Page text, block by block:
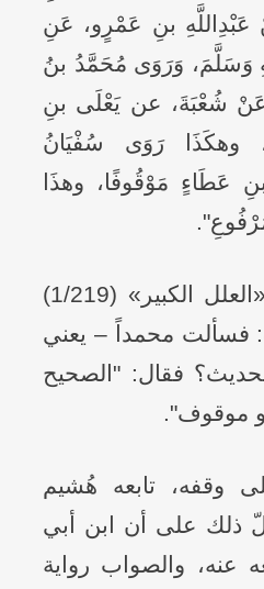
عَبْدِاللَّهِ بنِ عَمْرٍو، عَنِ
وَسَلَّمَ، وَرَوَى مُحَمَّدُ بنُ
عَنْ شُعْبَةَ، عن يَعْلَى بنِ
وهكَذَا رَوَى سُفْيَانُ
عَطَاءٍ مَوْقُوفًا، وهذَا
وقال الترمذي في «العلل الكبير» (1/219)
فسألت محمداً – يعني
فقال: "الصحيح
موقوف".
وقفه، تابعه هُشيم
ذلك على أن ابن أبي
والصواب رواية